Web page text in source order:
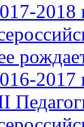
2018
2017